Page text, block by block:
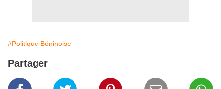
#Politique Béninoise
Partager